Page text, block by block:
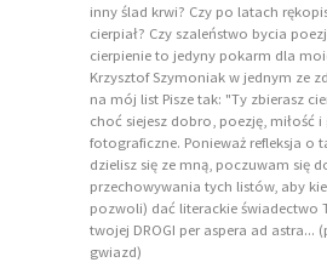
inny ślad krwi? Czy po latach
cierpiał? Czy szaleństwo bycia
cierpienie to jedyny pokarm dla
Krzysztof Szymoniak w jednym ze
na mój list Pisze tak: "Ty zbierasz
choć siejesz dobro, poezję, miłość
fotograficzne. Ponieważ refleksja o
dzielisz się ze mną, poczuwam się
przechowywania tych listów, aby
pozwoli) dać literackie świadectwo
twojej DROGI per aspera ad astra...
gwiazd)